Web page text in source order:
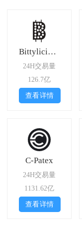
Bittylicious
24H交易量
126.7亿
查看详情
C-Patex
24H交易量
1131.62亿
查看详情